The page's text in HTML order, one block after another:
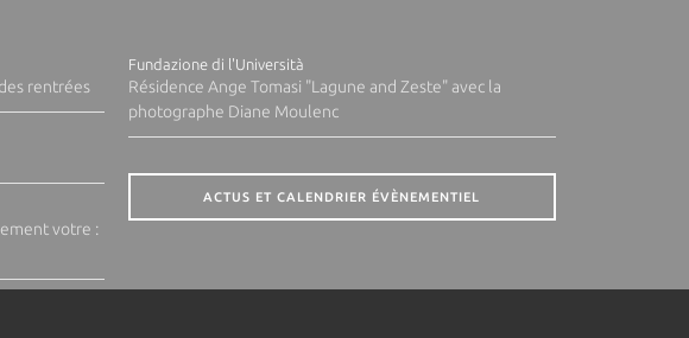
rentrées
votre :
Fundazione di l'Università
Résidence Ange Tomasi "Lagune and Zeste" avec la
photographe Diane Moulenc
ACTUS ET CALENDRIER ÉVÈNEMENTIEL